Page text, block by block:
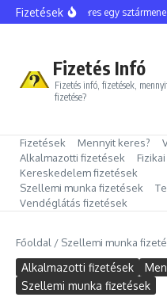
Ugrás a tartalomhoz
Fizetések
Mennyit keres egy
Fizetés Infó
Fizetés infó, fizetések,
fizetése?
Fizetések Mennyit keres?
Alkalmazotti fizetések
Kereskedelem fizetések
Szellemi munka fizetések
Vendéglátás fizetések
Főoldal / Szellemi munka
Alkalmazotti fizetések
Szellemi munka fizetések